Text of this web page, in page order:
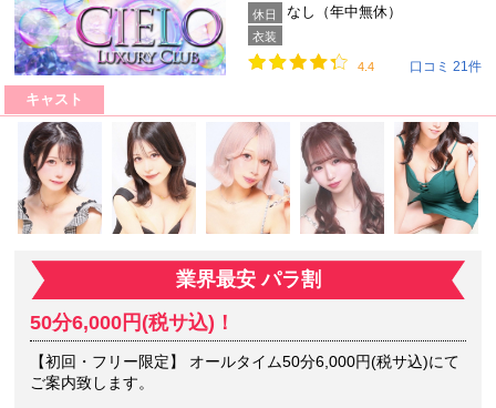
休日 なし（年中無休）
衣装
4.4 口コミ 21件
キャスト
業界最安 パラ割
50分6,000円(税サ込)！
【初回・フリー限定】 オールタイム50分6,000円(税サ込)にて
ご案内致します。